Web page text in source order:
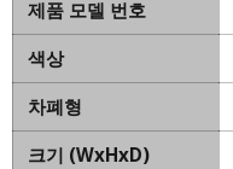
제품 모델 번호
색상
차폐형
크기 (WxHxD)